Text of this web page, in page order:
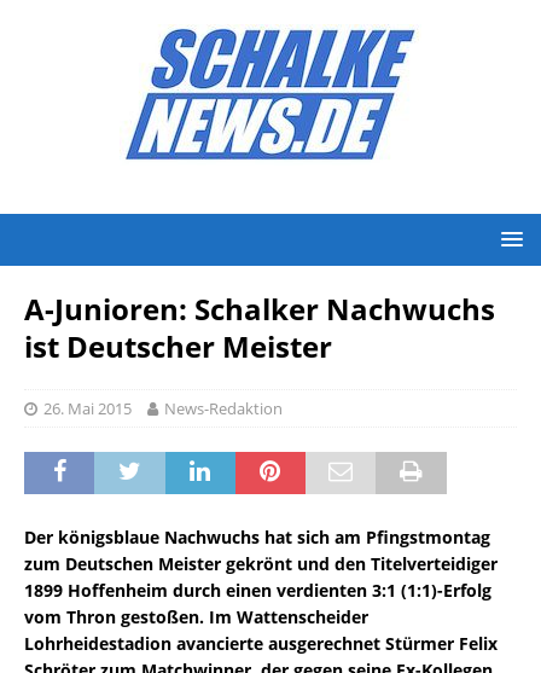
A-Junioren: Schalker Nachwuchs
ist Deutscher Meister
26. Mai 2015 News-Redaktion
Der königsblaue Nachwuchs hat sich am Pfingstmontag
zum Deutschen Meister gekrönt und den Titelverteidiger
1899 Hoffenheim durch einen verdienten 3:1 (1:1)-Erfolg
vom Thron gestoßen. Im Wattenscheider
Lohrheidestadion avancierte ausgerechnet Stürmer Felix